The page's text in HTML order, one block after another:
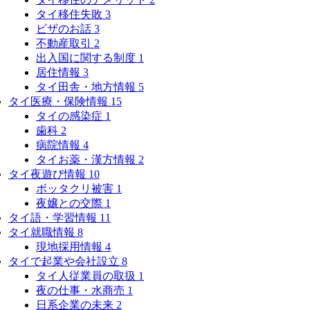
タイ移住失敗 3
ビザのお話 3
不動産取引 2
出入国に関する制度 1
居住情報 3
タイ田舎・地方情報 5
タイ医療・保険情報 15
タイの感染症 1
歯科 2
病院情報 4
タイお薬・漢方情報 2
タイ夜遊び情報 10
ボッタクリ被害 1
夜嬢との交際 1
タイ語・学習情報 11
タイ就職情報 8
現地採用情報 4
タイで起業や会社設立 8
タイ人従業員の取扱 1
夜の仕事・水商売 1
日系企業の未来 2